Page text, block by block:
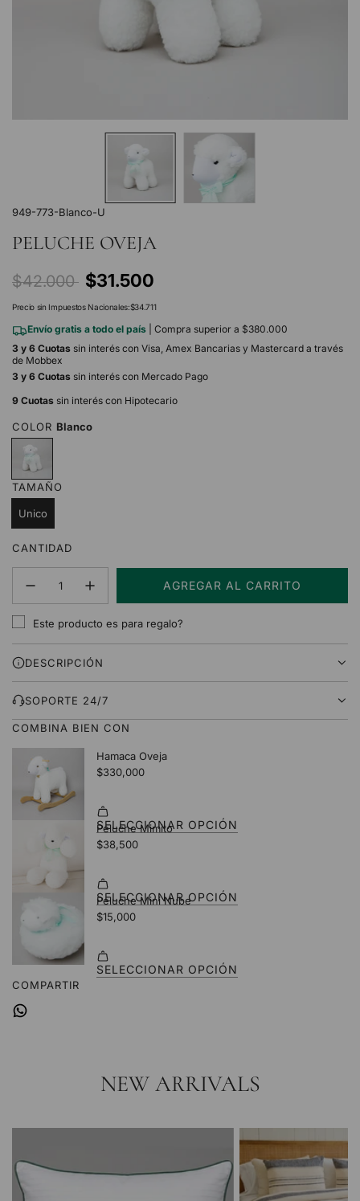
949-773-Blanco-U
PELUCHE OVEJA
Precio
regular
$42.000 $31.500
Precio sin Impuestos Nacionales:$34.711
Envío gratis a todo el país
| Compra superior a $380.000
3 y 6 Cuotas sin interés con Visa, Amex Bancarias y Mastercard a través
de Mobbex
3 y 6 Cuotas sin interés con Mercado Pago
9 Cuotas sin interés con Hipotecario
COLOR Blanco
B
a
n
c
o
TAMAÑO
Unico
CANTIDAD
AGREGAR AL CARRITO
C
G
N
O
Este producto es para regalo?
DESCRIPCIÓN
SOPORTE 24/7
COMBINA BIEN CON
COMPARTIR
NEW ARRIVALS